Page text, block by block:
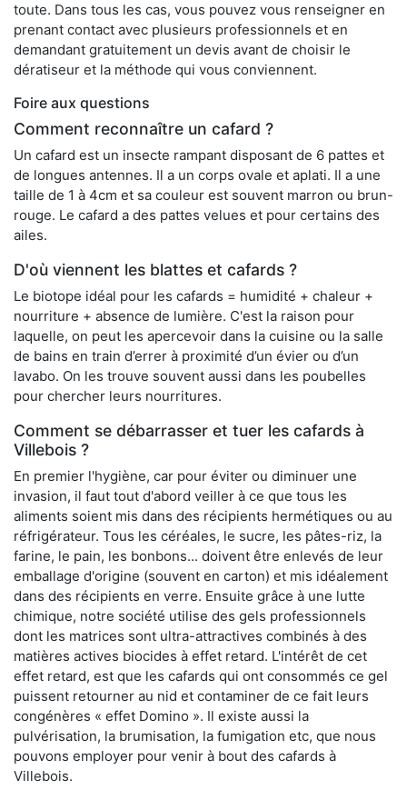
toute. Dans tous les cas, vous pouvez vous renseigner en
prenant contact avec plusieurs professionnels et en
demandant gratuitement un devis avant de choisir le
dératiseur et la méthode qui vous conviennent.
Foire aux questions
Comment reconnaître un cafard ?
Un cafard est un insecte rampant disposant de 6 pattes et
de longues antennes. Il a un corps ovale et aplati. Il a une
taille de 1 à 4cm et sa couleur est souvent marron ou brun-
rouge. Le cafard a des pattes velues et pour certains des
ailes.
D'où viennent les blattes et cafards ?
Le biotope idéal pour les cafards = humidité + chaleur +
nourriture + absence de lumière. C'est la raison pour
laquelle, on peut les apercevoir dans la cuisine ou la salle
de bains en train d’errer à proximité d’un évier ou d’un
lavabo. On les trouve souvent aussi dans les poubelles
pour chercher leurs nourritures.
Comment se débarrasser et tuer les cafards à
Villebois ?
En premier l'hygiène, car pour éviter ou diminuer une
invasion, il faut tout d'abord veiller à ce que tous les
aliments soient mis dans des récipients hermétiques ou au
réfrigérateur. Tous les céréales, le sucre, les pâtes-riz, la
farine, le pain, les bonbons... doivent être enlevés de leur
emballage d'origine (souvent en carton) et mis idéalement
dans des récipients en verre. Ensuite grâce à une lutte
chimique, notre société utilise des gels professionnels
dont les matrices sont ultra-attractives combinés à des
matières actives biocides à effet retard. L'intérêt de cet
effet retard, est que les cafards qui ont consommés ce gel
puissent retourner au nid et contaminer de ce fait leurs
congénères « effet Domino ». Il existe aussi la
pulvérisation, la brumisation, la fumigation etc, que nous
pouvons employer pour venir à bout des cafards à
Villebois.